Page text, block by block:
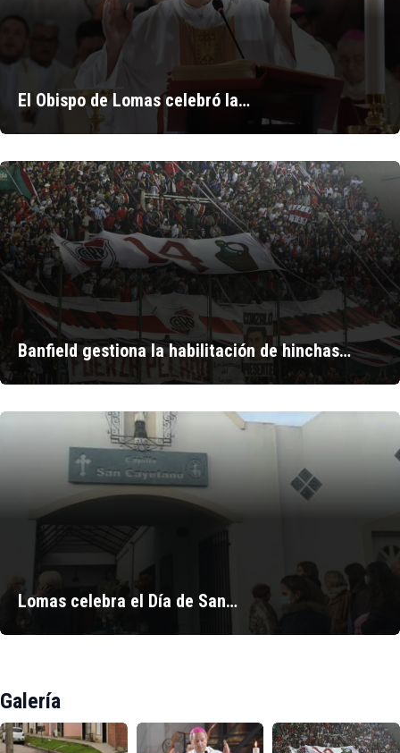
El Obispo de Lomas celebró la…
Banfield gestiona la habilitación de hinchas…
Lomas celebra el Día de San…
Galería